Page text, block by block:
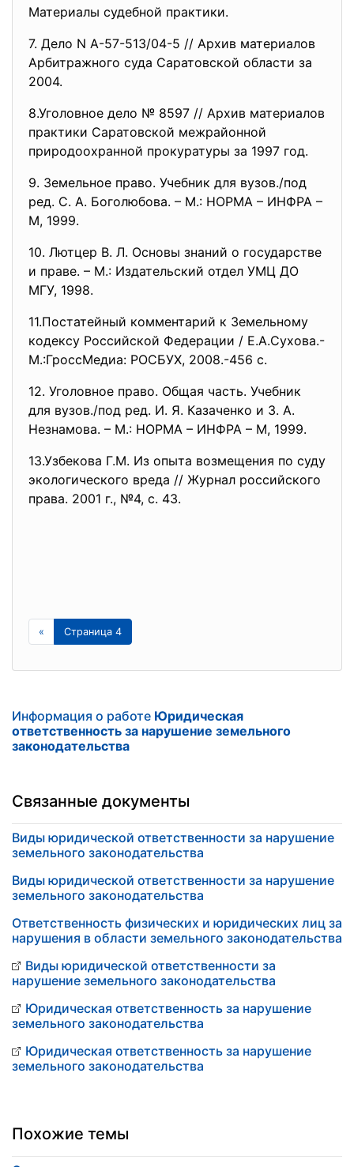
Материалы судебной практики.
7. Дело N А-57-513/04-5 // Архив материалов
Арбитражного суда Саратовской области за
2004.
8.Уголовное дело № 8597 // Архив материалов
практики Саратовской межрайонной
природоохранной прокуратуры за 1997 год.
9. Земельное право. Учебник для вузов./под
ред. С. А. Боголюбова. – М.: НОРМА – ИНФРА –
М, 1999.
10. Лютцер В. Л. Основы знаний о государстве
и праве. – М.: Издательский отдел УМЦ ДО
МГУ, 1998.
11.Постатейный комментарий к Земельному
кодексу Российской Федерации / Е.А.Сухова.-
М.:ГроссМедиа: РОСБУХ, 2008.-456 с.
12. Уголовное право. Общая часть. Учебник
для вузов./под ред. И. Я. Казаченко и З. А.
Незнамова. – М.: НОРМА – ИНФРА – М, 1999.
13.Узбекова Г.М. Из опыта возмещения по суду
экологического вреда // Журнал российского
права. 2001 г., №4, с. 43.
« Страница 4
Информация о работе Юридическая
ответственность за нарушение земельного
законодательства
Связанные документы
Виды юридической ответственности за нарушение
земельного законодательства
Виды юридической ответственности за нарушение
земельного законодательства
Ответственность физических и юридических лиц за
нарушения в области земельного законодательства
Виды юридической ответственности за
нарушение земельного законодательства
Юридическая ответственность за нарушение
земельного законодательства
Юридическая ответственность за нарушение
земельного законодательства
Похожие темы